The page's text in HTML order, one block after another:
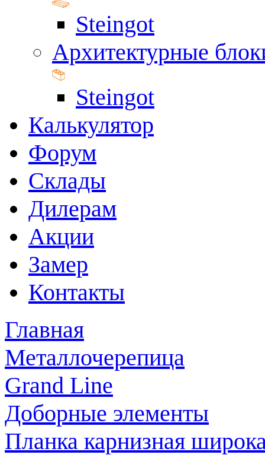
Steingot
Архитектурные
Steingot
Калькулятор
Форум
Склады
Дилерам
Акции
Замер
Контакты
Главная
Металлочерепица
Grand Line
Доборные элементы
Планка карнизная